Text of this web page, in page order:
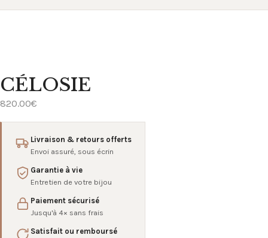
CÉLOSIE
820.00€
Livraison & retours offerts
Envoi assuré, sous écrin
Garantie à vie
Entretien de votre bijou
Paiement sécurisé
Jusqu'à 4× sans frais
Satisfait ou remboursé